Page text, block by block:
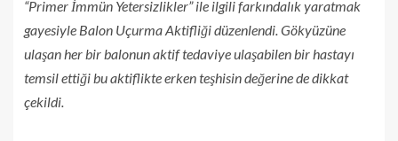
“Primer İmmün Yetersizlikler” ile ilgili farkındalık yaratmak
gayesiyle Balon Uçurma Aktifliği düzenlendi. Gökyüzüne
ulaşan her bir balonun aktif tedaviye ulaşabilen bir hastayı
temsil ettiği bu aktiflikte erken teşhisin değerine de dikkat
çekildi.